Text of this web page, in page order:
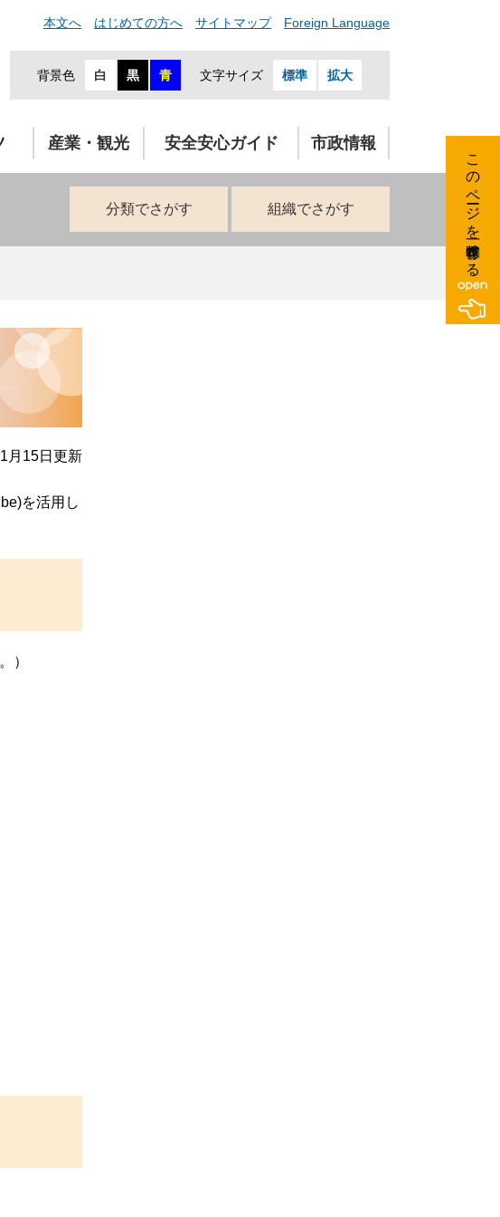
本文へ はじめての方へ サイトマップ Foreign Language
背景色 白 黒 青 文字サイズ 標準 拡大
産業・観光 安全安心ガイド 市政情報
分類でさがす 組織でさがす
月15日更新
を活用し
）
このページを一時保存する